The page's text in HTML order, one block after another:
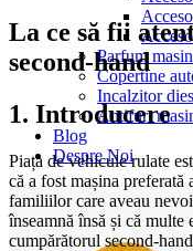
Parfum
Copertine
Incalzitor
Antifurt
Blog
Despre Noi
La ce să fii
second-hand
1. Introducere
Piața de vehicule rulate
că a fost mașina
familiilor care aveau
înseamnă însă și că
cumpărătorul second-